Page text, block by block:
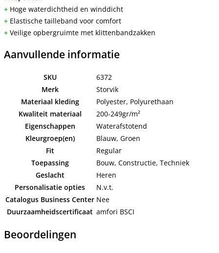
+ Hoge waterdichtheid en winddicht
+ Elastische tailleband voor comfort
+ Veilige opbergruimte met klittenbandzakken
Aanvullende informatie
SKU
6372
Merk
Storvik
Materiaal kleding
Polyester, Polyurethaan
Kwaliteit materiaal
200-249gr/m²
Eigenschappen
Waterafstotend
Kleurgroep(en)
Blauw, Groen
Fit
Regular
Toepassing
Bouw, Constructie, Techniek
Geslacht
Heren
Personalisatie opties
N.v.t.
Catalogus Business Center Nee
Duurzaamheidscertificaat amfori BSCI
Beoordelingen